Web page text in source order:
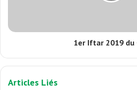
1er Iftar 2019 du
Articles Liés